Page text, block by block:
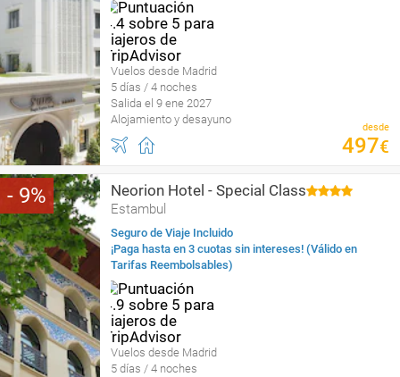
Vuelos desde Madrid
5 días / 4 noches
Salida el 9 ene 2027
Alojamiento y desayuno
desde
497€
9 Neorion Hotel - Special Class
Estambul
Seguro de Viaje Incluido
¡Paga hasta en 3 cuotas sin intereses! (Válido en
Tarifas Reembolsables)
Vuelos desde Madrid
5 días / 4 noches